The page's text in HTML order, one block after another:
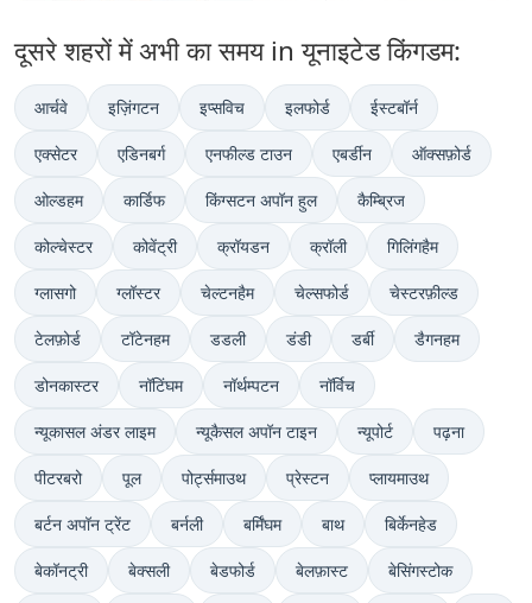
दूसरे शहरों में अभी का समय in यूनाइटेड किंगडम:
आर्चवे इज़िंगटन इप्सविच इलफोर्ड ईस्टबॉर्न
एक्सेटर एडिनबर्ग एनफील्ड टाउन एबर्डीन ऑक्सफ़ोर्ड
ओल्डहम कार्डिफ किंग्सटन अपॉन हुल कैम्ब्रिज
कोल्चेस्टर कोवेंट्री क्रॉयडन क्रॉली गिलिंगहैम
ग्लासगो ग्लॉस्टर चेल्टनहैम चेल्सफोर्ड चेस्टरफ़ील्ड
टेलफ़ोर्ड टॉटेनहम डडली डंडी डर्बी डैगनहम
डोनकास्टर नॉटिंघम नॉर्थम्पटन नॉर्विच
न्यूकासल अंडर लाइम न्यूकैसल अपॉन टाइन न्यूपोर्ट पढ़ना
पीटरबरो पूल पोर्ट्समाउथ प्रेस्टन प्लायमाउथ
बर्टन अपॉन ट्रेंट बर्नली बर्मिंघम बाथ बिर्केनहेड
बेकॉनट्री बेक्सली बेडफोर्ड बेलफ़ास्ट बेसिंगस्टोक